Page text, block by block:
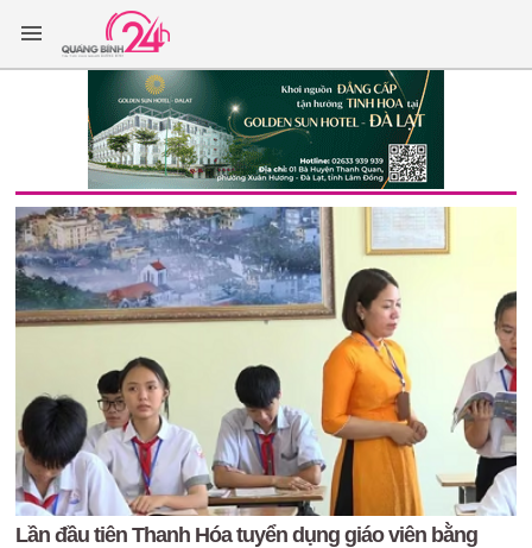
Lần đầu tiên Thanh Hóa tuyển dụng giáo viên bằng